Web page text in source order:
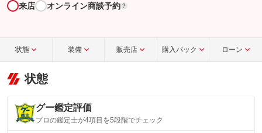
来店 オンライン商談予約 ?
状態 装備 販売店 購入パック ローン
状態
グー鑑定評価
プロの鑑定士が4項目を5段階でチェック